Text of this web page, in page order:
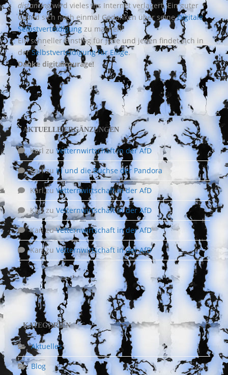
distancingwird vieles ins Internet verlagert. Ein guter
Grund sich noch einmal Gedanken über seineDigitale
Selbstverteidigung zu machen!
Ein schneller Einstieg für jede und jeden findet sich in
derSelbstverteidigung für Eilige.
Danke digitalcourage!
AKTUELLE ERGÄNZUNGEN
Karl zu Vetternwirtschaft in der AfD
Karlzu KI und die Büchse der Pandora
Karlzu Vetternwirtschaft in der AfD
Karlzu Vetternwirtschaft in der AfD
KarlzuVetternwirtschaft in der AfD
Karlzu Vetternwirtschaft in der AfD
KATEGORIEN
Aktuelles
Blog